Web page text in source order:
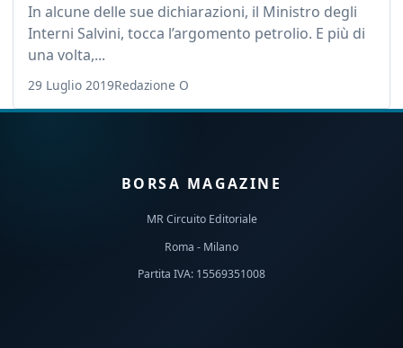
In alcune delle sue dichiarazioni, il Ministro degli
Interni Salvini, tocca l’argomento petrolio. E più di
una volta,...
29 Luglio 2019Redazione O
BORSA MAGAZINE
MR Circuito Editoriale
Roma - Milano
Partita IVA: 15569351008